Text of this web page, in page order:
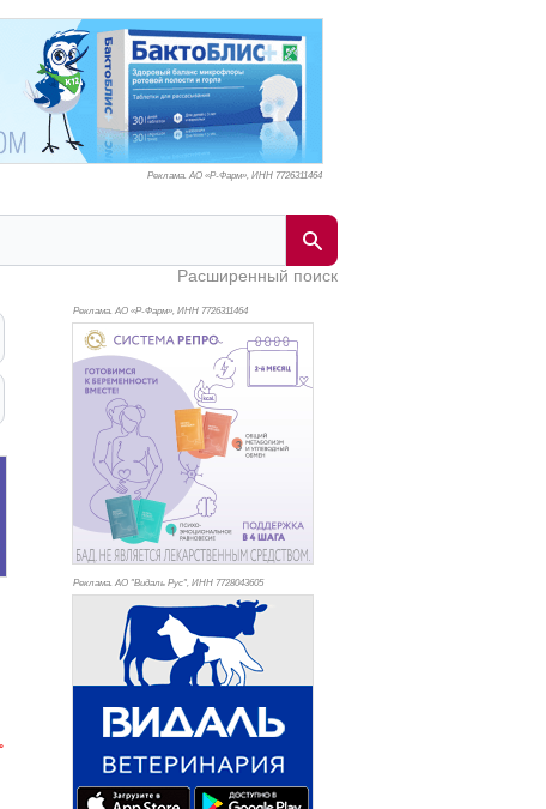
Реклама. АО «Р-Фарм», ИНН 7726311464
Расширенный поиск
Реклама. АО «Р-Фарм», ИНН 7726311464
Реклама. АО "Видаль Рус", ИНН 7728043605